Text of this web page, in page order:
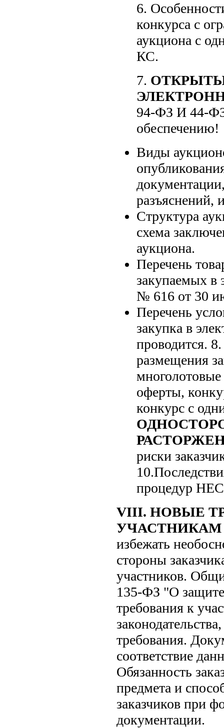
6.
конкурса с
аукциона с
КС.
7.
94-ФЗ И 44-
обеспечению!
Виды
разъяснений,
Структура
схема
аукциона.
Перечень
закупаемых
№ 616 от 30
Перечень
закупка в
размещения
оферты,
конкурс с
риски
процедур
VIII. НОВЫЕ
УЧАСТНИКАМ
избежать
стороны
участников.
135-ФЗ "О
требования к
требования.
соответствие
Обязанность
предмета и
заказчиков при
документации.